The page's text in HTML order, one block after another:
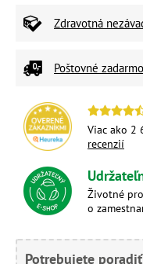
Zdravotná
Poštovné zadarmo
Viac ako 2
recenzií
Životné
o
Potrebujete